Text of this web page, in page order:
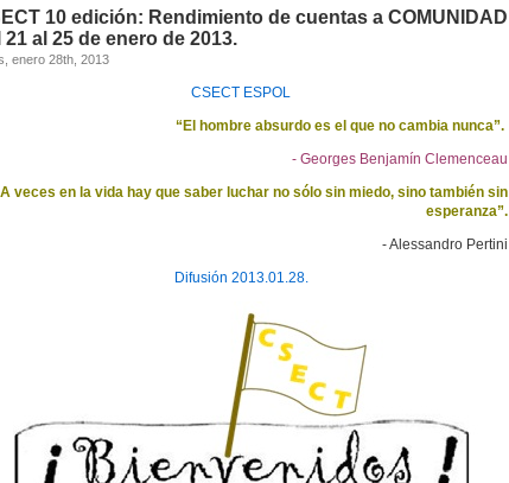
10 edición: Rendimiento de cuentas a COMUNIDAD
21 al 25 de enero de 2013.
enero 28th, 2013
CSECT ESPOL
“El hombre absurdo es el que no cambia nunca”.
- Georges Benjamín Clemenceau
veces en la vida hay que saber luchar no sólo sin miedo, sino también sin
esperanza”.
- Alessandro Pertini
Difusión 2013.01.28.